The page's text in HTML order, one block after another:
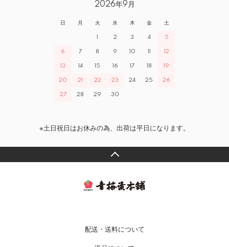
2026年9月
日 月 火 水 木 金 土
1 2 3 4 5
6 7 8 9 10 11 12
13 14 15 16 17 18 19
20 21 22 23 24 25 26
27 28 29 30
※土日祝日はお休みの為、出荷は平日になります。
配送・送料について